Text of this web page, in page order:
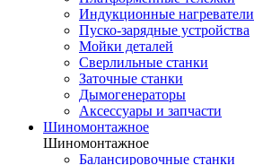
Индукционные нагреватели
Пуско-зарядные устройства
Мойки деталей
Сверлильные станки
Заточные станки
Дымогенераторы
Аксессуары и запчасти
Шиномонтажное
Шиномонтажное
Балансировочные станки